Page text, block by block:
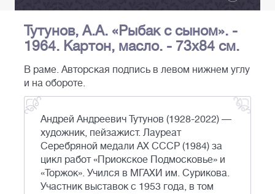
Тутунов, А.А. «Рыбак с сыном». -
1964. Картон, масло. - 73х84 см.
В раме. Авторская подпись в левом нижнем углу
и на обороте.
Андрей Андреевич Тутунов (1928-2022) —
художник, пейзажист. Лауреат
Серебряной медали АХ СССР (1984) за
цикл работ «Приокское Подмосковье» и
«Торжок». Учился в МГАХИ им. Сурикова.
Участник выставок с 1953 года, в том